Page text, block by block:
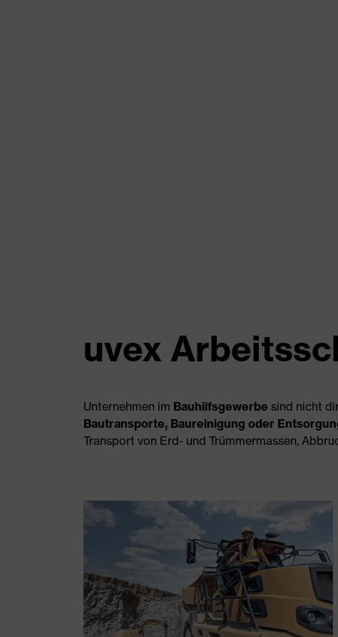
uvex
Unternehmen im Bauhilfsgewerbe sind nicht
Bautransporte, Baureinigung oder
Transport von Erd- und Trümmermassen,